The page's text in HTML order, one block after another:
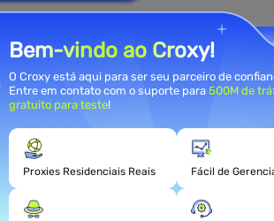
Bem-vindo ao Croxy!
O Croxy está aqui para ser seu parceiro de
Entre em contato com o suporte para 500M de
gratuito para teste!
Proxies Residenciais Reais Fácil de